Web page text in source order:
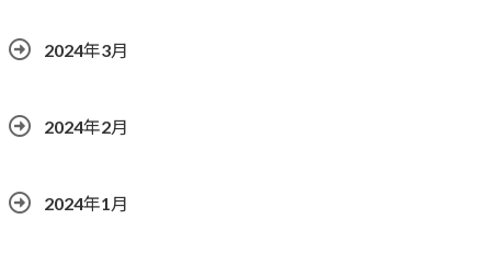
2024年3月
2024年2月
2024年1月